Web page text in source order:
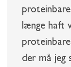
længe haft
der må jeg